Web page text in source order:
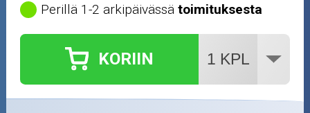
Perillä 1-2 arkipäivässätoimituksesta
KORIIN